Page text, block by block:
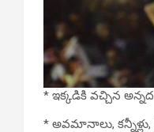
* ఇక్కడికి వచ్చిన
* అవమానాలు,